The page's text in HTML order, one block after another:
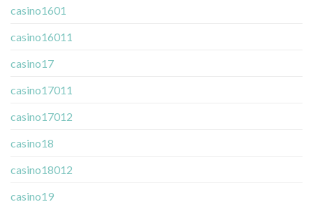
casino1601
casino16011
casino17
casino17011
casino17012
casino18
casino18012
casino19